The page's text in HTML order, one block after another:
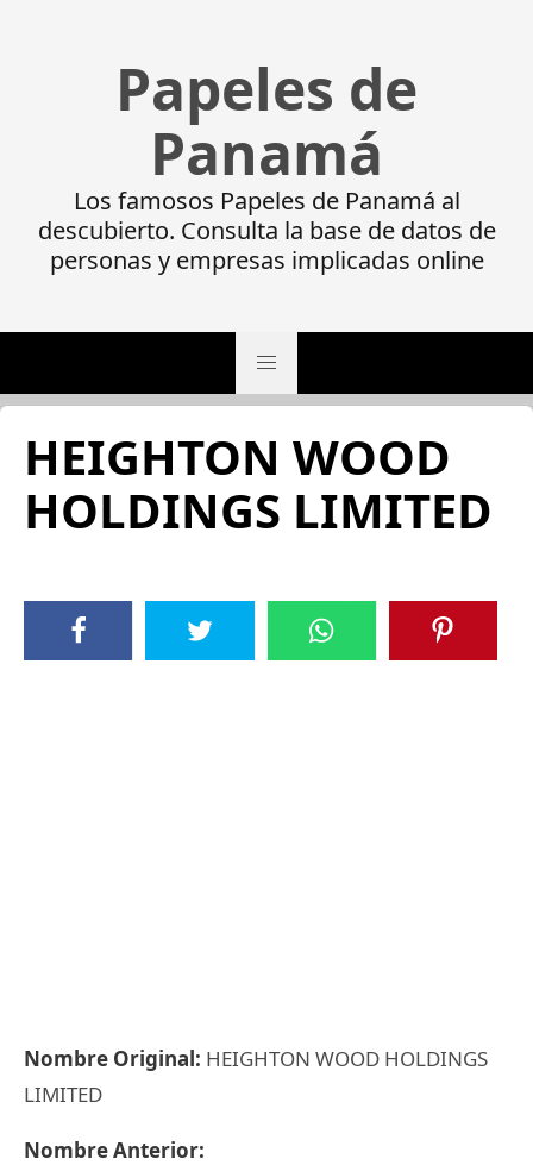
Papeles de
Panamá
Los famosos Papeles de Panamá al
descubierto. Consulta la base de datos de
personas y empresas implicadas online
HEIGHTON WOOD
HOLDINGS LIMITED
Nombre Original: HEIGHTON WOOD HOLDINGS
LIMITED
Nombre Anterior: